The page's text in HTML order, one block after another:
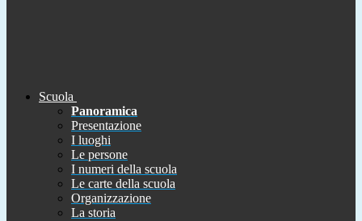
Scuola
Panoramica
Presentazione
I luoghi
Le persone
I numeri della scuola
Le carte della scuola
Organizzazione
La storia